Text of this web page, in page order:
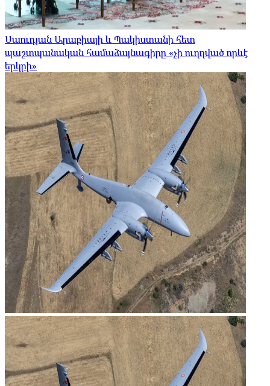
Սաուդյան Արաբիայի և Պակիստանի հետ
պաշտպանական համաձայնագիրը «չի ուղղված որևէ
երկրի»